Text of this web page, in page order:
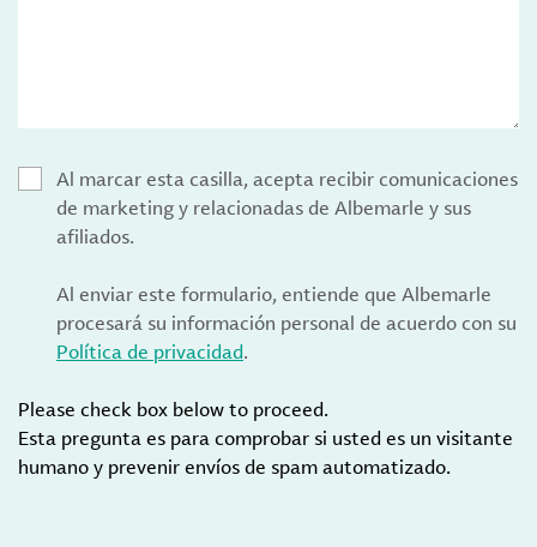
Al marcar esta casilla, acepta recibir comunicaciones
de marketing y relacionadas de Albemarle y sus
afiliados.
Al enviar este formulario, entiende que Albemarle
procesará su información personal de acuerdo con su
Política de privacidad.
Please check box below to proceed.
Esta pregunta es para comprobar si usted es un visitante
humano y prevenir envíos de spam automatizado.